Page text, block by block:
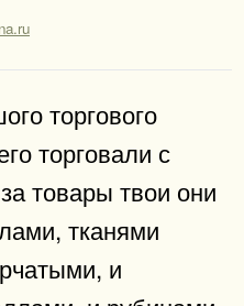
торгового
торговали с
товары твои они
тканями
и